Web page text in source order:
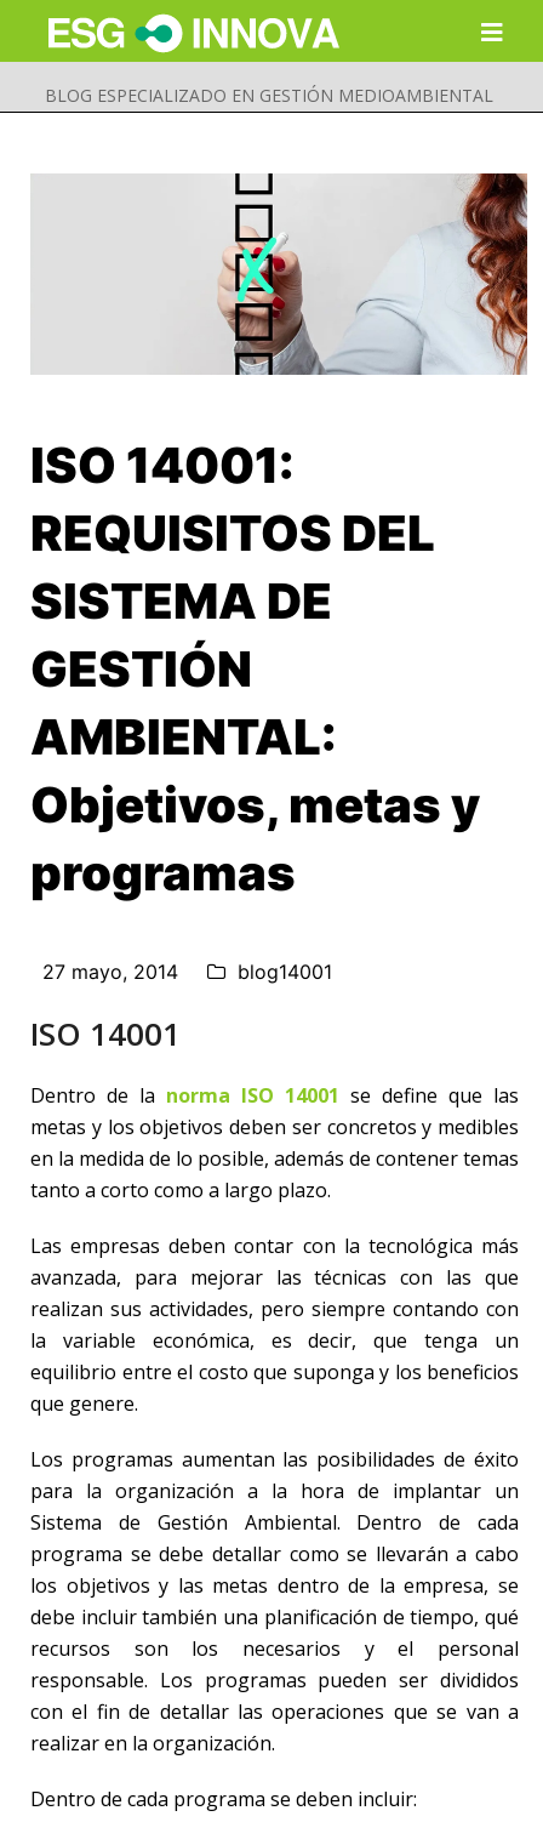
BLOG ESPECIALIZADO EN GESTIÓN MEDIOAMBIENTAL
Buscar Enviar
ISO 14001:
REQUISITOS DEL
SISTEMA DE
GESTIÓN
AMBIENTAL:
Objetivos, metas y
programas
27 mayo, 2014 blog14001
ISO 14001
Dentro de la norma ISO 14001 se define que las
metas y los objetivos deben ser concretos y medibles
en la medida de lo posible, además de contener temas
tanto a corto como a largo plazo.
Las empresas deben contar con la tecnológica más
avanzada, para mejorar las técnicas con las que
realizan sus actividades, pero siempre contando con
la variable económica, es decir, que tenga un
equilibrio entre el costo que suponga y los beneficios
que genere.
Los programas aumentan las posibilidades de éxito
para la organización a la hora de implantar un
Sistema de Gestión Ambiental. Dentro de cada
programa se debe detallar como se llevarán a cabo
los objetivos y las metas dentro de la empresa, se
debe incluir también una planificación de tiempo, qué
recursos son los necesarios y el personal
responsable. Los programas pueden ser divididos
con el fin de detallar las operaciones que se van a
realizar en la organización.
Dentro de cada programa se deben incluir: